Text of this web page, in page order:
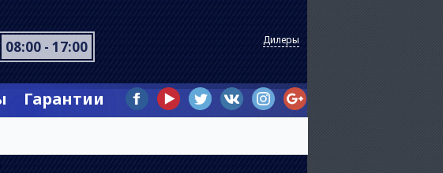
08:00 - 17:00 Дилеры
Гарантии